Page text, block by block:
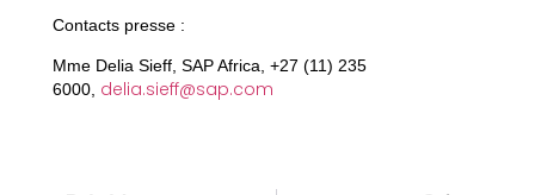
Contacts presse :
Mme Delia Sieff, SAP Africa, +27 (11) 235
6000, delia.sieff@sap.com